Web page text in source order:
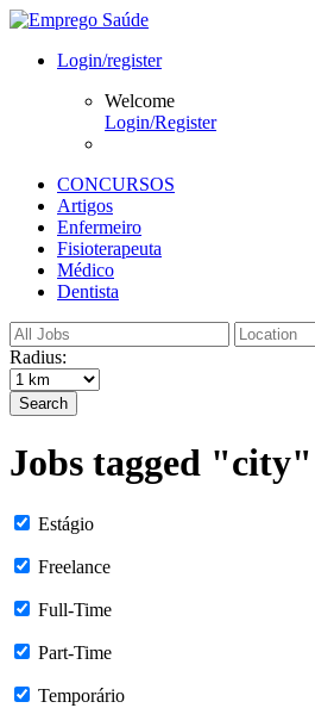
Login/register
Welcome
Login/Register
CONCURSOS
Artigos
Enfermeiro
Fisioterapeuta
Médico
Dentista
Radius:
Search
Jobs tagged "city"
Estágio
Freelance
Full-Time
Part-Time
Temporário